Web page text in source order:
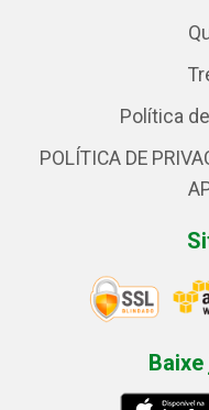
Política
POLÍTICA DE